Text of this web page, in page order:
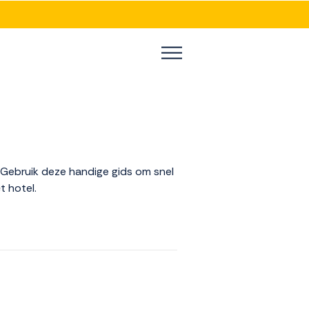
deze handige gids om snel
hotel.